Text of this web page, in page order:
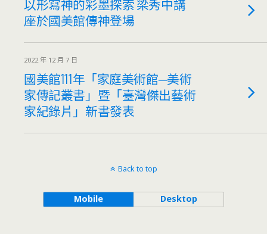
以形寫神的彩墨探索 梁秀中講
座於國美館傳神登場
2022 年 12 月 7 日
國美館111年「家庭美術館─美術
家傳記叢書」暨「臺灣傑出藝術
家紀錄片」新書發表
Back to top
Mobile Desktop